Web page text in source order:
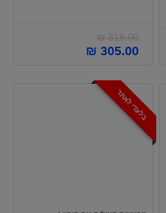
₪319.00
המחיר
היה:
₪ 319.00.
₪ 305.00
בלעדי לאתר